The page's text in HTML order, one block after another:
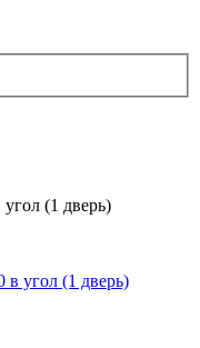
(1 дверь)